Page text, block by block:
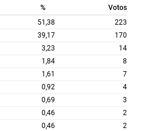
% Votos
51,38 223
39,17 170
3,23 14
1,84 8
1,61 7
0,92 4
0,69 3
0,46 2
0,46 2